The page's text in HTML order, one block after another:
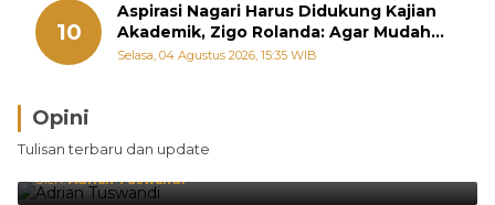
10
Aspirasi Nagari Harus Didukung Kajian
Akademik, Zigo Rolanda: Agar Mudah
Diperjuangkan di Kementerian
Selasa, 04 Agustus 2026, 15:35 WIB
Opini
Tulisan terbaru dan update
Brasil Lebih Diunggulkan, tetapi Jepang Selalu
Punya Cara Membuat Kejutan
Oleh:Adrian Tuswandi